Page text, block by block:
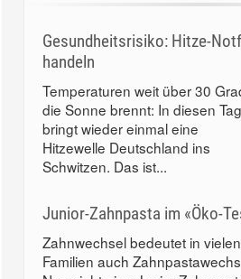
Gesundheitsrisiko: Hitze-
handeln
Temperaturen weit über 30
die Sonne brennt: In diesen
bringt wieder einmal eine
Hitzewelle Deutschland ins
Schwitzen. Das ist...
Junior-Zahnpasta im «Öko-
Zahnwechsel bedeutet in vielen
Familien auch